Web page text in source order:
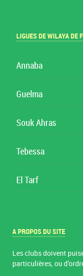
LIGUES DE WILAYA DE
Annaba
Guelma
Souk Ahras
Tebessa
El Tarf
A PROPOS DU SITE
Les clubs doivent
particulières, ou